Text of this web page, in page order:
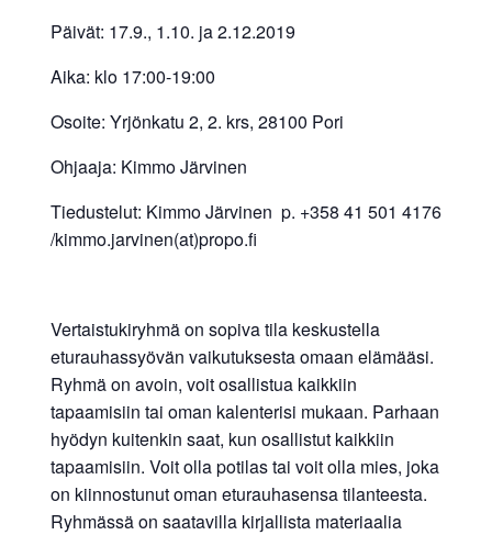
Päivät: 17.9., 1.10. ja 2.12.2019
Aika: klo 17:00-19:00
Osoite: Yrjönkatu 2, 2. krs, 28100 Pori
Ohjaaja: Kimmo Järvinen
Tiedustelut: Kimmo Järvinen p. +358 41 501 4176
/kimmo.jarvinen(at)propo.fi
Vertaistukiryhmä on sopiva tila keskustella
eturauhassyövän vaikutuksesta omaan elämääsi.
Ryhmä on avoin, voit osallistua kaikkiin
tapaamisiin tai oman kalenterisi mukaan. Parhaan
hyödyn kuitenkin saat, kun osallistut kaikkiin
tapaamisiin. Voit olla potilas tai voit olla mies, joka
on kiinnostunut oman eturauhasensa tilanteesta.
Ryhmässä on saatavilla kirjallista materiaalia